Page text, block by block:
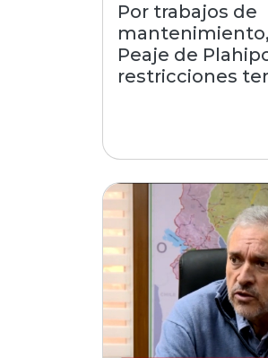
Por trabajos de
Peaje de
restricciones